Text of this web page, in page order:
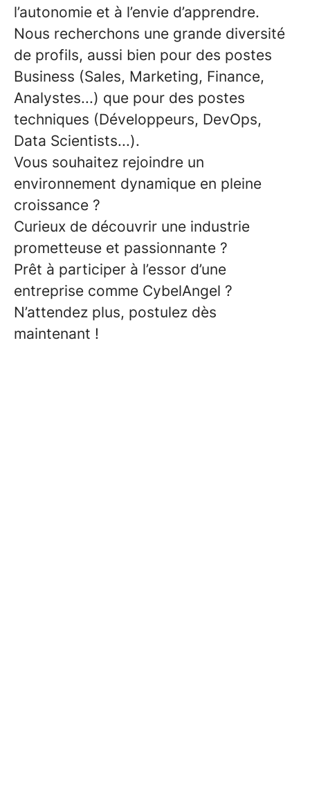
l’autonomie et à l’envie d’apprendre.
Nous recherchons une grande diversité
de profils, aussi bien pour des postes
Business (Sales, Marketing, Finance,
Analystes...) que pour des postes
techniques (Développeurs, DevOps,
Data Scientists...).
Vous souhaitez rejoindre un
environnement dynamique en pleine
croissance ?
Curieux de découvrir une industrie
prometteuse et passionnante ?
Prêt à participer à l’essor d’une
entreprise comme CybelAngel ?
N’attendez plus, postulez dès
maintenant !